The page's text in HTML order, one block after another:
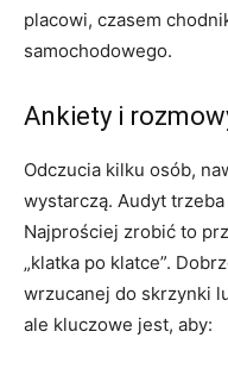
placowi, czasem
samochodowego.
Ankiety i
Odczucia kilku osób,
wystarczą. Audyt trzeba
Najprościej zrobić to
„klatka po klatce”.
wrzucanej do skrzynki
ale kluczowe jest, aby: